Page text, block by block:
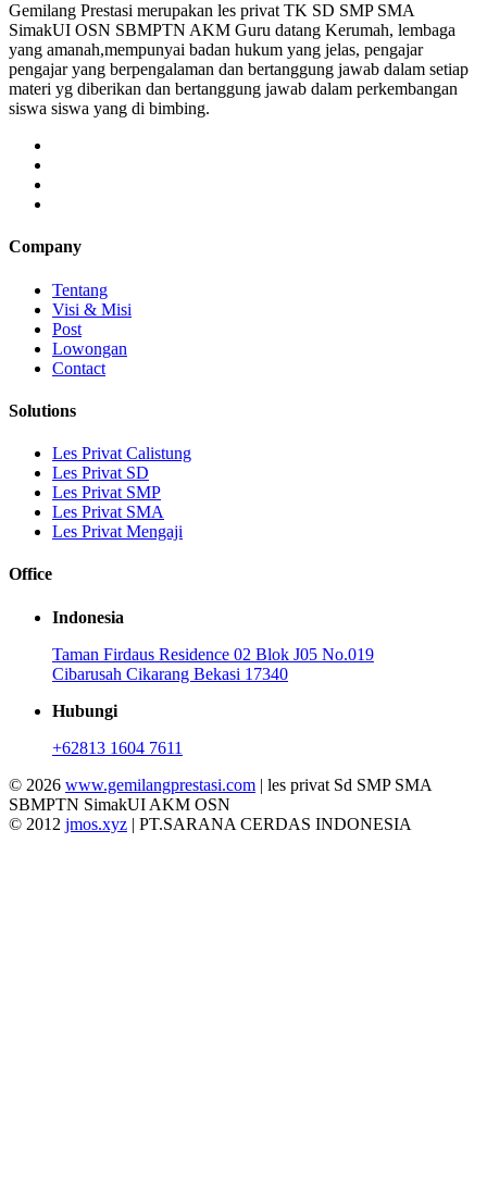
Gemilang Prestasi merupakan les privat TK SD SMP SMA
SimakUI OSN SBMPTN AKM Guru datang Kerumah, lembaga
yang amanah,mempunyai badan hukum yang jelas, pengajar
pengajar yang berpengalaman dan bertanggung jawab dalam setiap
materi yg diberikan dan bertanggung jawab dalam perkembangan
siswa siswa yang di bimbing.
Company
Tentang
Visi & Misi
Post
Lowongan
Contact
Solutions
Les Privat Calistung
Les Privat SD
Les Privat SMP
Les Privat SMA
Les Privat Mengaji
Office
Indonesia
Taman Firdaus Residence 02 Blok J05 No.019
Cibarusah Cikarang Bekasi 17340
Hubungi
+62813 1604 7611
© 2026 www.gemilangprestasi.com | les privat Sd SMP SMA
SBMPTN SimakUI AKM OSN
© 2012 jmos.xyz | PT.SARANA CERDAS INDONESIA